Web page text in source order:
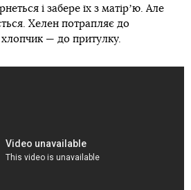
і забере їх з матірʼю. Але
Хелен потрапляє до
хлопчик — до притулку.